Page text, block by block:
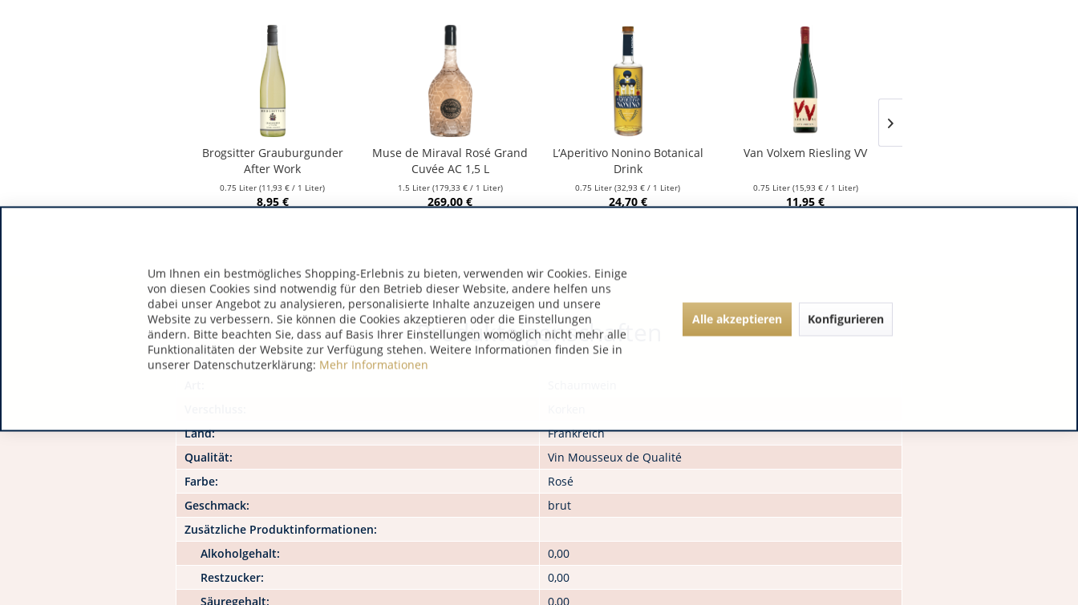
Brogsitter Grauburgunder
After Work
0.75 Liter(11,93 € / 1 Liter)
8,95 €
Muse de Miraval Rosé Grand
Cuvée AC 1,5 L
1.5 Liter (179,33 € / 1 Liter)
269,00 €
L‘Aperitivo Nonino Botanical
Drink
0.75 Liter(32,93 € / 1 Liter)
24,70 €
Van Volxem Riesling VV
0.75 Liter (15,93 € / 1 Liter)
11,95 €
Produkteigenschaften
Land:
Frankreich
Qualität:
Vin Mousseux de Qualité
Farbe:
Rosé
Geschmack:
brut
Zusätzliche Produktinformationen:
Alkoholgehalt:
0,00
Restzucker:
0,00
Säuregehalt:
0,00
Um Ihnen ein bestmögliches Shopping-Erlebnis zu bieten, verwenden wir Cookies. Einige
von diesen Cookies sind notwendig für den Betrieb dieser Website, andere helfen uns
dabei unser Angebot zu analysieren, personalisierte Inhalte anzuzeigen und unsere
Website zu verbessern. Sie können die Cookies akzeptieren oder die Einstellungen
ändern. Bitte beachten Sie, dass auf Basis Ihrer Einstellungen womöglich nicht mehr alle
Funktionalitäten der Website zur Verfügung stehen. Weitere Informationen finden Sie in
unserer Datenschutzerklärung: Mehr Informationen
Alle akzeptieren Konfigurieren